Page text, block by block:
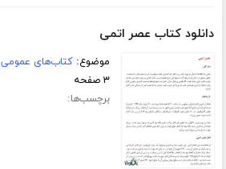
دانلود کتاب عصر اتمی
موضوع:کتاب‌های عمومی
۳ صفحه
برچسب‌ها: